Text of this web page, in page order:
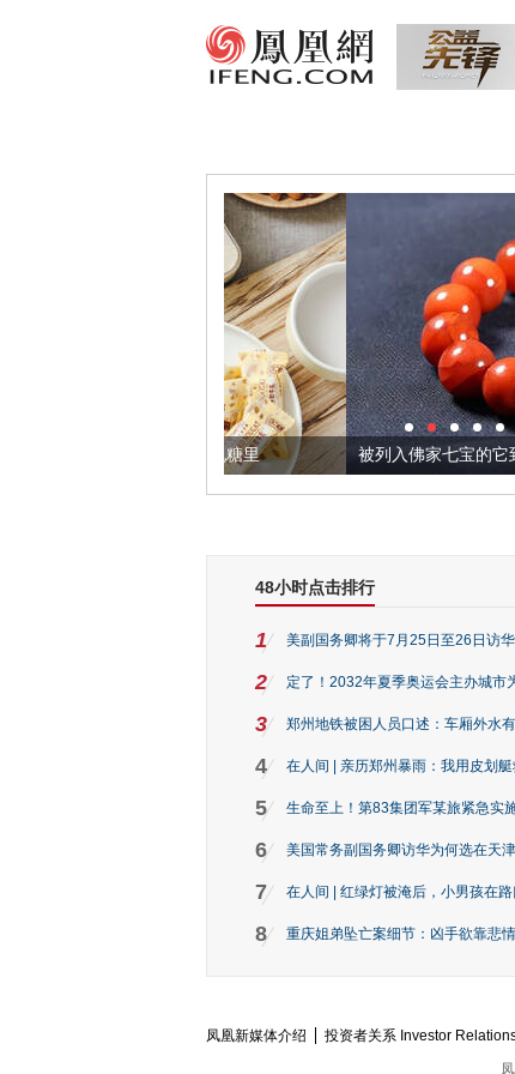
被列入佛家七宝的它到底有多美？
48小时点击排行
1 美副国务卿将于7月25日至26日访华
2 定了！2032年夏季奥运会主办城市
3 郑州地铁被困人员口述：车厢外水
4 在人间 | 亲历郑州暴雨：我用皮划
5 生命至上！第83集团军某旅紧急实
6 美国常务副国务卿访华为何选在天
7 在人间 | 红绿灯被淹后，小男孩在
8 重庆姐弟坠亡案细节：凶手欲靠悲
凤凰新媒体介绍 投资者关系 Investor